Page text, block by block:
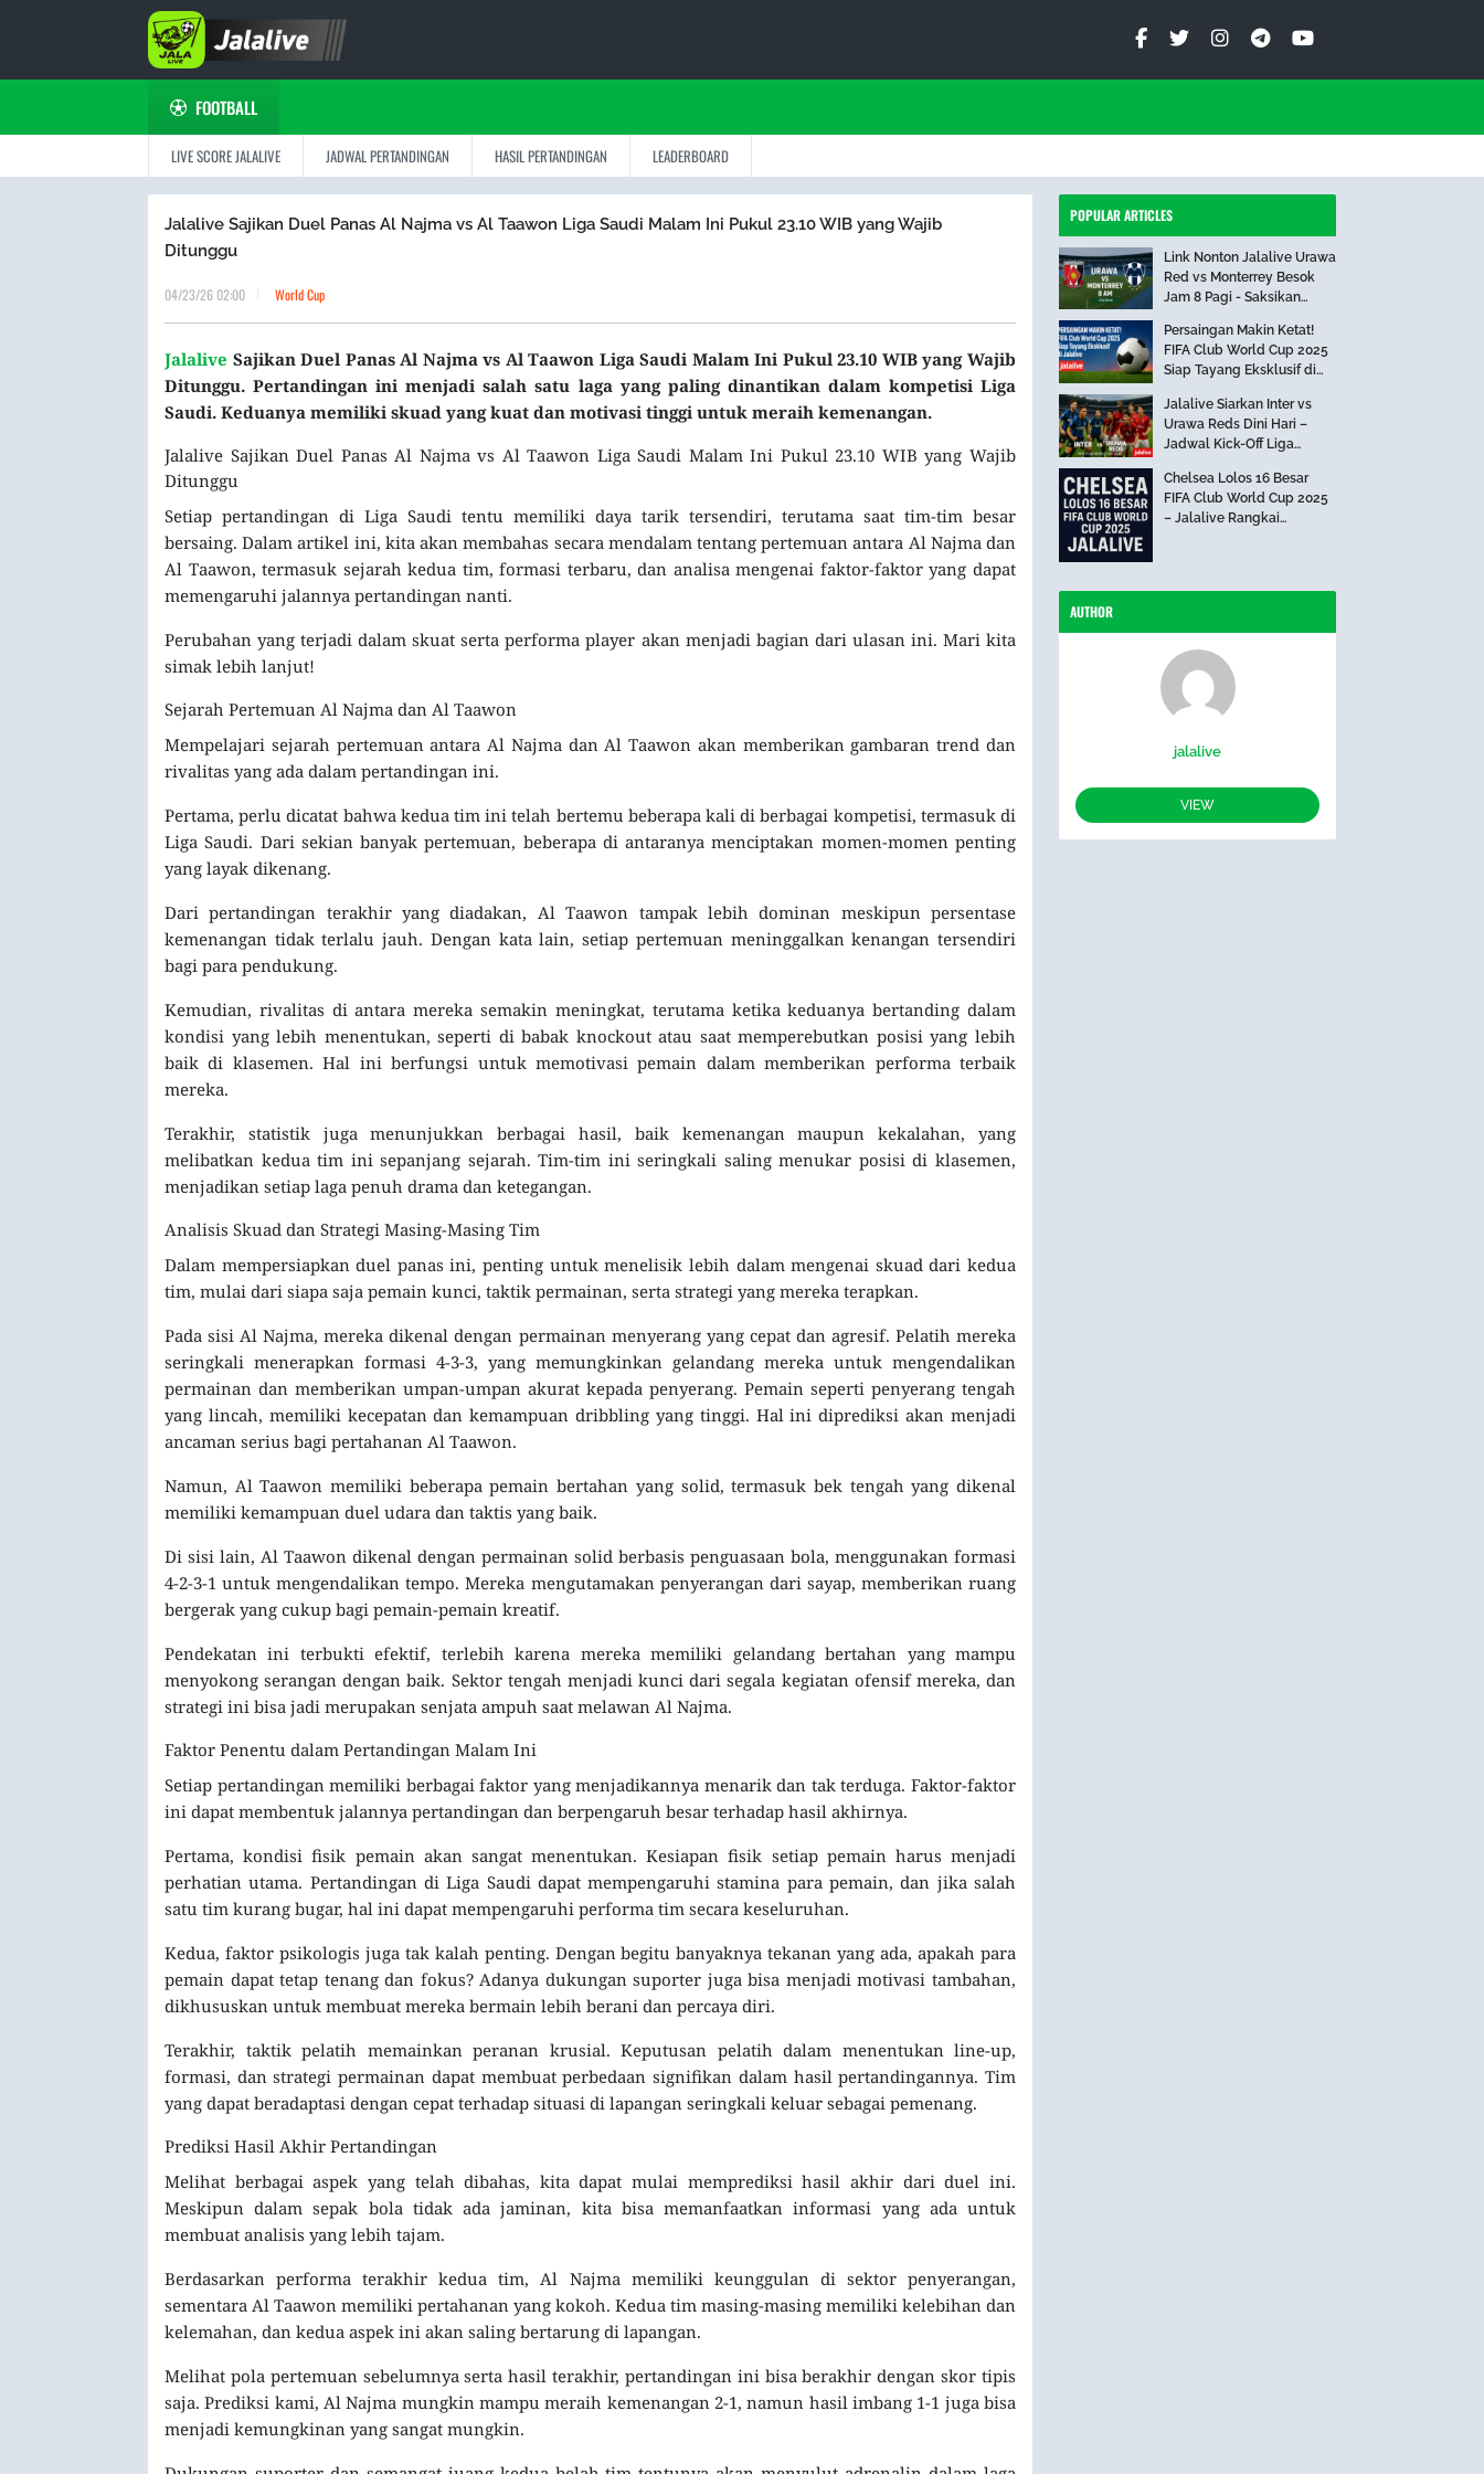
FOOTBALL
LIVE SCORE JALALIVE JADWAL PERTANDINGAN HASIL PERTANDINGAN LEADERBOARD
Jalalive Sajikan Duel Panas Al Najma vs Al Taawon Liga Saudi Malam Ini Pukul 23.10 WIB yang Wajib
Ditunggu
04/23/26 02:00 World Cup
Jalalive Sajikan Duel Panas Al Najma vs Al Taawon Liga Saudi Malam Ini Pukul 23.10 WIB yang Wajib
Ditunggu. Pertandingan ini menjadi salah satu laga yang paling dinantikan dalam kompetisi Liga
Saudi. Keduanya memiliki skuad yang kuat dan motivasi tinggi untuk meraih kemenangan.
Jalalive Sajikan Duel Panas Al Najma vs Al Taawon Liga Saudi Malam Ini Pukul 23.10 WIB yang Wajib
Ditunggu
Setiap pertandingan di Liga Saudi tentu memiliki daya tarik tersendiri, terutama saat tim-tim besar
bersaing. Dalam artikel ini, kita akan membahas secara mendalam tentang pertemuan antara Al Najma dan
Al Taawon, termasuk sejarah kedua tim, formasi terbaru, dan analisa mengenai faktor-faktor yang dapat
memengaruhi jalannya pertandingan nanti.
Perubahan yang terjadi dalam skuat serta performa player akan menjadi bagian dari ulasan ini. Mari kita
simak lebih lanjut!
Sejarah Pertemuan Al Najma dan Al Taawon
Mempelajari sejarah pertemuan antara Al Najma dan Al Taawon akan memberikan gambaran trend dan
rivalitas yang ada dalam pertandingan ini.
Pertama, perlu dicatat bahwa kedua tim ini telah bertemu beberapa kali di berbagai kompetisi, termasuk di
Liga Saudi. Dari sekian banyak pertemuan, beberapa di antaranya menciptakan momen-momen penting
yang layak dikenang.
Dari pertandingan terakhir yang diadakan, Al Taawon tampak lebih dominan meskipun persentase
kemenangan tidak terlalu jauh. Dengan kata lain, setiap pertemuan meninggalkan kenangan tersendiri
bagi para pendukung.
Kemudian, rivalitas di antara mereka semakin meningkat, terutama ketika keduanya bertanding dalam
kondisi yang lebih menentukan, seperti di babak knockout atau saat memperebutkan posisi yang lebih
baik di klasemen. Hal ini berfungsi untuk memotivasi pemain dalam memberikan performa terbaik
mereka.
Terakhir, statistik juga menunjukkan berbagai hasil, baik kemenangan maupun kekalahan, yang
melibatkan kedua tim ini sepanjang sejarah. Tim-tim ini seringkali saling menukar posisi di klasemen,
menjadikan setiap laga penuh drama dan ketegangan.
Analisis Skuad dan Strategi Masing-Masing Tim
Dalam mempersiapkan duel panas ini, penting untuk menelisik lebih dalam mengenai skuad dari kedua
tim, mulai dari siapa saja pemain kunci, taktik permainan, serta strategi yang mereka terapkan.
Pada sisi Al Najma, mereka dikenal dengan permainan menyerang yang cepat dan agresif. Pelatih mereka
seringkali menerapkan formasi 4-3-3, yang memungkinkan gelandang mereka untuk mengendalikan
permainan dan memberikan umpan-umpan akurat kepada penyerang. Pemain seperti penyerang tengah
yang lincah, memiliki kecepatan dan kemampuan dribbling yang tinggi. Hal ini diprediksi akan menjadi
ancaman serius bagi pertahanan Al Taawon.
Namun, Al Taawon memiliki beberapa pemain bertahan yang solid, termasuk bek tengah yang dikenal
memiliki kemampuan duel udara dan taktis yang baik.
Di sisi lain, Al Taawon dikenal dengan permainan solid berbasis penguasaan bola, menggunakan formasi
4-2-3-1 untuk mengendalikan tempo. Mereka mengutamakan penyerangan dari sayap, memberikan ruang
bergerak yang cukup bagi pemain-pemain kreatif.
Pendekatan ini terbukti efektif, terlebih karena mereka memiliki gelandang bertahan yang mampu
menyokong serangan dengan baik. Sektor tengah menjadi kunci dari segala kegiatan ofensif mereka, dan
strategi ini bisa jadi merupakan senjata ampuh saat melawan Al Najma.
Faktor Penentu dalam Pertandingan Malam Ini
Setiap pertandingan memiliki berbagai faktor yang menjadikannya menarik dan tak terduga. Faktor-faktor
ini dapat membentuk jalannya pertandingan dan berpengaruh besar terhadap hasil akhirnya.
Pertama, kondisi fisik pemain akan sangat menentukan. Kesiapan fisik setiap pemain harus menjadi
perhatian utama. Pertandingan di Liga Saudi dapat mempengaruhi stamina para pemain, dan jika salah
satu tim kurang bugar, hal ini dapat mempengaruhi performa tim secara keseluruhan.
Kedua, faktor psikologis juga tak kalah penting. Dengan begitu banyaknya tekanan yang ada, apakah para
pemain dapat tetap tenang dan fokus? Adanya dukungan suporter juga bisa menjadi motivasi tambahan,
dikhususkan untuk membuat mereka bermain lebih berani dan percaya diri.
Terakhir, taktik pelatih memainkan peranan krusial. Keputusan pelatih dalam menentukan line-up,
formasi, dan strategi permainan dapat membuat perbedaan signifikan dalam hasil pertandingannya. Tim
yang dapat beradaptasi dengan cepat terhadap situasi di lapangan seringkali keluar sebagai pemenang.
Prediksi Hasil Akhir Pertandingan
Melihat berbagai aspek yang telah dibahas, kita dapat mulai memprediksi hasil akhir dari duel ini.
Meskipun dalam sepak bola tidak ada jaminan, kita bisa memanfaatkan informasi yang ada untuk
membuat analisis yang lebih tajam.
Berdasarkan performa terakhir kedua tim, Al Najma memiliki keunggulan di sektor penyerangan,
sementara Al Taawon memiliki pertahanan yang kokoh. Kedua tim masing-masing memiliki kelebihan dan
kelemahan, dan kedua aspek ini akan saling bertarung di lapangan.
Melihat pola pertemuan sebelumnya serta hasil terakhir, pertandingan ini bisa berakhir dengan skor tipis
saja. Prediksi kami, Al Najma mungkin mampu meraih kemenangan 2-1, namun hasil imbang 1-1 juga bisa
menjadi kemungkinan yang sangat mungkin.
POPULAR ARTICLES
Link Nonton Jalalive Urawa
Red vs Monterrey Besok
Jam 8 Pagi - Saksikan
Persaingan Makin Ketat!
FIFA Club World Cup 2025
Siap Tayang Eksklusif di
Jalalive Siarkan Inter vs
Urawa Reds Dini Hari –
Jadwal Kick-Off Liga
Chelsea Lolos 16 Besar
FIFA Club World Cup 2025
– Jalalive Rangkai
AUTHOR
jalalive
VIEW